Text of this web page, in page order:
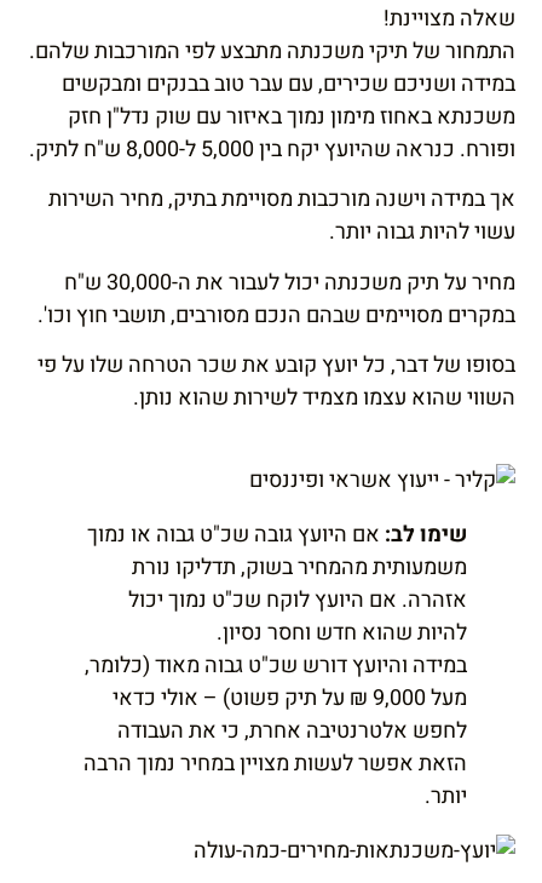
שאלה מצויינת!
התמחור של תיקי משכנתה מתבצע לפי המורכבות שלהם.
במידה ושניכם שכירים, עם עבר טוב בבנקים ומבקשים
משכנתא באחוז מימון נמוך באיזור עם שוק נדל"ן חזק
ופורח. כנראה שהיועץ יקח בין 5,000 ל-8,000 ש"ח לתיק.
אך במידה וישנה מורכבות מסויימת בתיק, מחיר השירות
עשוי להיות גבוה יותר.
מחיר על תיק משכנתה יכול לעבור את ה-30,000 ש"ח
במקרים מסויימים שבהם הנכם מסורבים, תושבי חוץ וכו'.
בסופו של דבר, כל יועץ קובע את שכר הטרחה שלו על פי
השווי שהוא עצמו מצמיד לשירות שהוא נותן.
שימו לב: אם היועץ גובה שכ"ט גבוה או נמוך
משמעותית מהמחיר בשוק, תדליקו נורת
אזהרה. אם היועץ לוקח שכ"ט נמוך יכול
להיות שהוא חדש וחסר נסיון.
במידה והיועץ דורש שכ"ט גבוה מאוד (כלומר,
מעל 9,000 ₪ על תיק פשוט) – אולי כדאי
לחפש אלטרנטיבה אחרת, כי את העבודה
הזאת אפשר לעשות מצויין במחיר נמוך הרבה
יותר.